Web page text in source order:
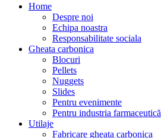
Home
Despre noi
Echipa noastra
Responsabilitate sociala
Gheata carbonica
Blocuri
Pellets
Nuggets
Slides
Pentru evenimente
Pentru industria farmaceutică
Utilaje
Fabricare gheata carbonica